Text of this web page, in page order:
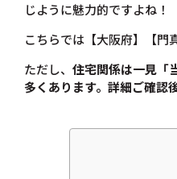
じように魅力的ですよね！
こちらでは【大阪府】【門
ただし、 住宅関係は一見「
多くあります。 詳細ご確認